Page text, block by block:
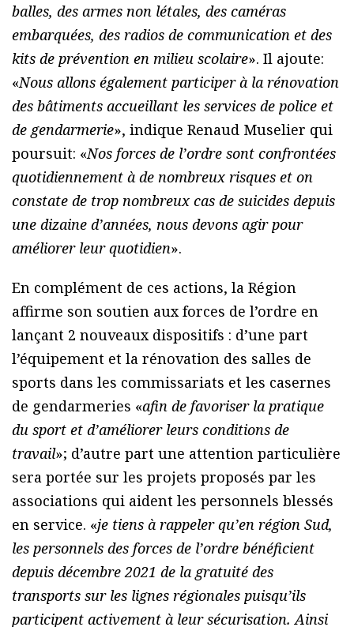
balles, des armes non létales, des caméras
embarquées, des radios de communication et des
kits de prévention en milieu scolaire». Il ajoute:
«Nous allons également participer à la rénovation
des bâtiments accueillant les services de police et
de gendarmerie», indique Renaud Muselier qui
poursuit: «Nos forces de l’ordre sont confrontées
quotidiennement à de nombreux risques et on
constate de trop nombreux cas de suicides depuis
une dizaine d’années, nous devons agir pour
améliorer leur quotidien».
En complément de ces actions, la Région
affirme son soutien aux forces de l’ordre en
lançant 2 nouveaux dispositifs : d’une part
l’équipement et la rénovation des salles de
sports dans les commissariats et les casernes
de gendarmeries «afin de favoriser la pratique
du sport et d’améliorer leurs conditions de
travail»; d’autre part une attention particulière
sera portée sur les projets proposés par les
associations qui aident les personnels blessés
en service. «je tiens à rappeler qu’en région Sud,
les personnels des forces de l’ordre bénéficient
depuis décembre 2021 de la gratuité des
transports sur les lignes régionales puisqu’ils
participent activement à leur sécurisation. Ainsi